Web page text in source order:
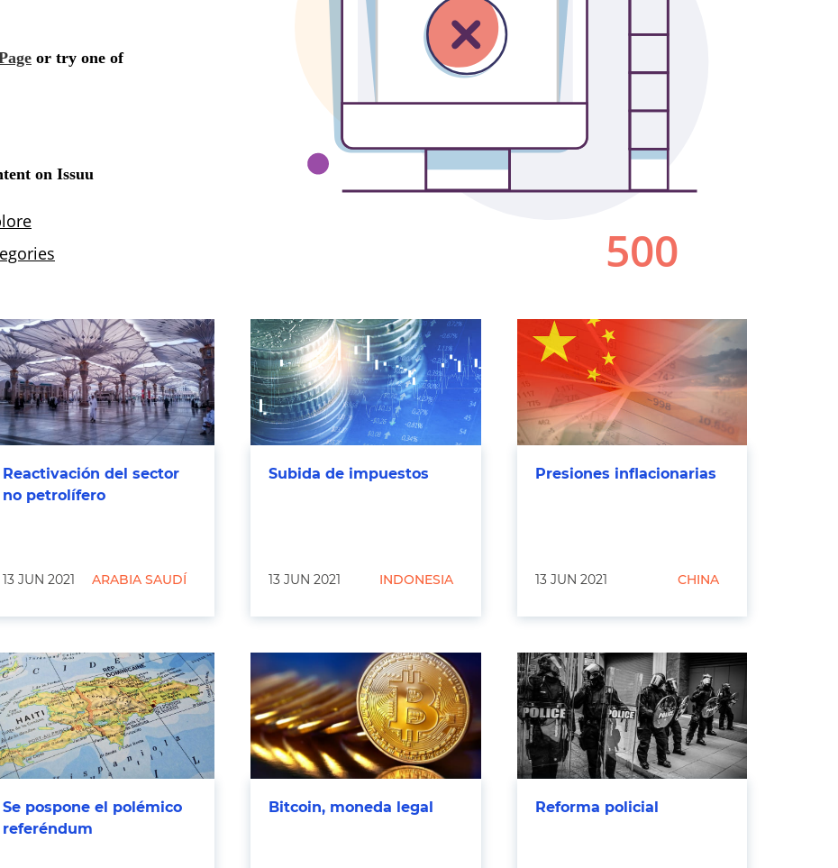
Reactivación del sector
no petrolífero
13 JUN 2021 ARABIA SAUDÍ
Subida de impuestos
13 JUN 2021 INDONESIA
Presiones inflacionarias
13 JUN 2021 CHINA
Se pospone el polémico
referéndum
Bitcoin, moneda legal Reforma policial